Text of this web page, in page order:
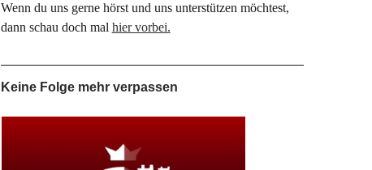
Wenn du uns gerne hörst und uns unterstützen möchtest,
dann schau doch mal hier vorbei.
Keine Folge mehr verpassen